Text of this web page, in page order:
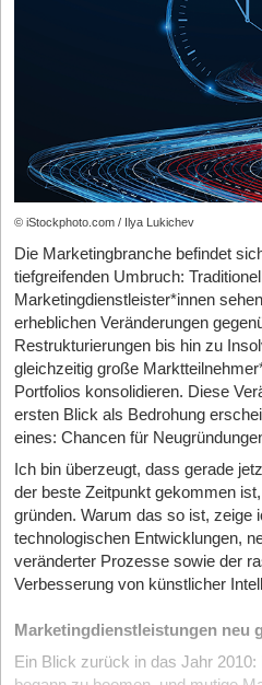
© iStockphoto.com / Ilya Lukichev
Die Marketingbranche befindet
tiefgreifenden Umbruch:
Marketingdienstleister*innen
erheblichen Veränderungen
Restrukturierungen bis hin zu
gleichzeitig große
Portfolios konsolidieren. Diese
ersten Blick als Bedrohung
eines: Chancen für
Ich bin überzeugt, dass gerade
der beste Zeitpunkt gekommen
gründen. Warum das so ist, zeige
technologischen Entwicklungen,
veränderter Prozesse sowie der
Verbesserung von künstlicher
Marketingdienstleistungen neu
Ein Blick zurück in das Jahr